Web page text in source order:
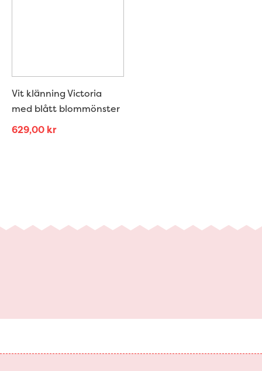
Vit klänning Victoria
med blått blommönster
629,00 kr